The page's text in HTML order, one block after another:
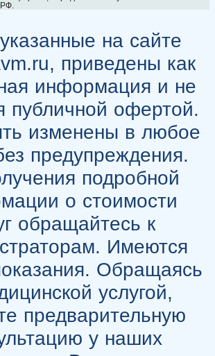
на сайте
приведены как
информация и не
публичной офертой.
изменены в любое
предупреждения.
подробной
о стоимости
обращайтесь к
Имеются
Обращаясь
услугой,
предварительную
у наших